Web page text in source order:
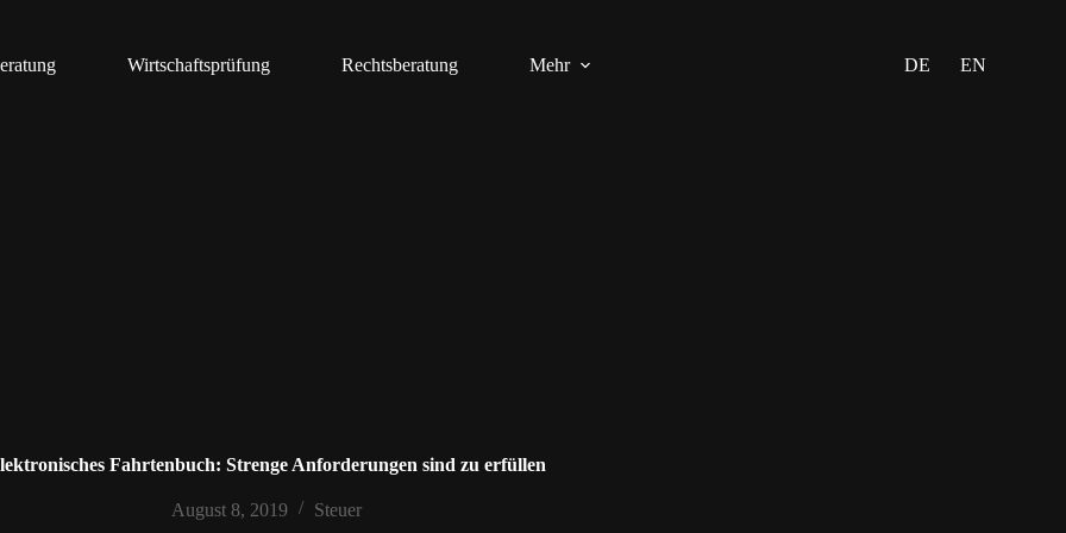
Wirtschaftsprüfung Rechtsberatung Mehr DE EN
Fahrtenbuch: Strenge Anforderungen sind zu erfüllen
August 8, 2019 Steuer